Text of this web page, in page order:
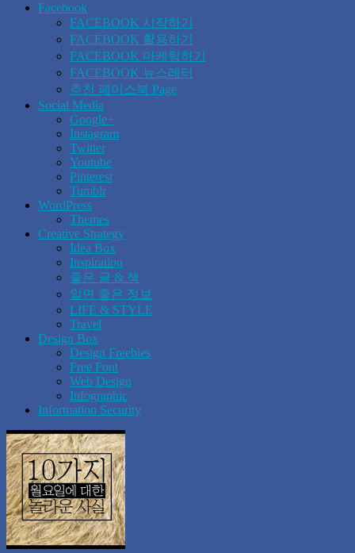
Facebook
FACEBOOK 시작하기
FACEBOOK 활용하기
FACEBOOK 마케팅하기
FACEBOOK 뉴스레터
추천 페이스북 Page
Social Media
Google+
Instagram
Twitter
Youtube
Pinterest
Tumblr
WordPress
Themes
Creative Strategy
Idea Box
Inspiration
좋은 글 & 책
알면 좋은 정보
LIFE & STYLE
Travel
Design Box
Design Freebies
Free Font
Web Design
Infographic
Information Security